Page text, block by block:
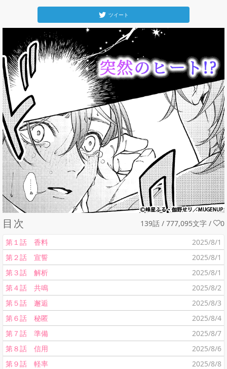
ツイート
目次 139話 / 777,095文字 /
0
第１話 香料
2025/8/1
第２話 宣誓
2025/8/1
第３話 解析
2025/8/1
第４話 共鳴
2025/8/2
第５話 邂逅
2025/8/3
第６話 秘匿
2025/8/4
第７話 準備
2025/8/7
第８話 信用
2025/8/6
第９話 軽率
2025/8/8